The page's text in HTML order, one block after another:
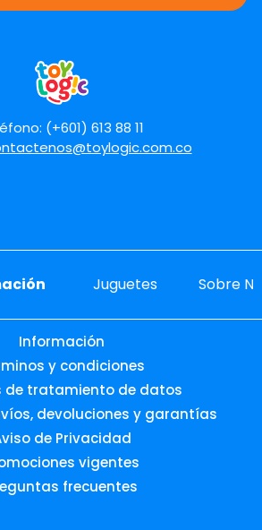
(+601) 613 88 11
Juguetes Sobre
Información
y condiciones
de tratamiento de datos
devoluciones y garantías
de Privacidad
vigentes
frecuentes